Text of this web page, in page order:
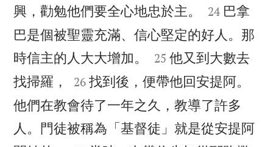
興，勸勉他們要全心地忠於主。


24 巴拿
巴是個被聖靈充滿、信心堅定的好人。那
時信主的人大大增加。


25 他又到大數去
找掃羅，


26 找到後，便帶他回安提阿。
他們在教會待了一年之久，教導了許多
人。門徒被稱為「基督徒」就是從安提阿